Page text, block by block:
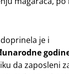
je i
da zaposleni